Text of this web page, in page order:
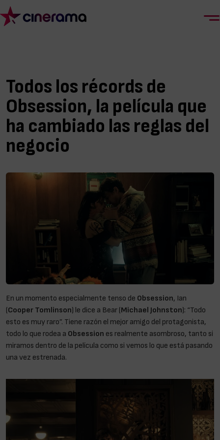
Todos los récords de
Obsession, la película que
ha cambiado las reglas del
negocio
En un momento especialmente tenso de Obsession, Ian
(Cooper Tomlinson) le dice a Bear (Michael Johnston): “Todo
esto es muy raro”. Tiene razón el mejor amigo del protagonista,
todo lo que rodea a Obsession es realmente asombroso, tanto si
miramos dentro de la película como si vemos lo que está pasando
una vez estrenada.